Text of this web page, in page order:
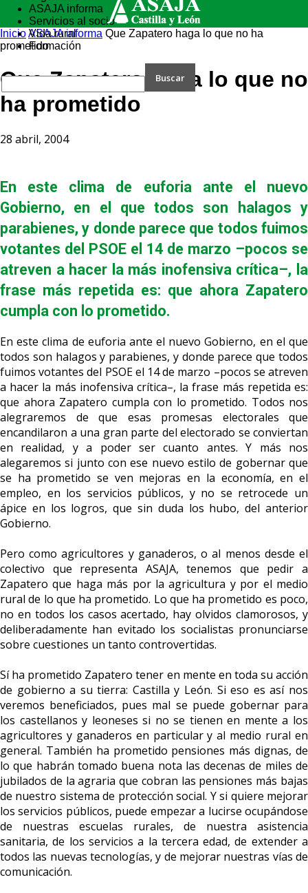
ASAJA informa
Servicios al socio
Vida rural
Formación
InicioASAJA informa Que Zapatero haga lo que no ha
prometido
Que Zapatero haga lo que no
ha prometido
28 abril, 2004
En este clima de euforia ante el nuevo
Gobierno, en el que todos son halagos y
parabienes, y donde parece que todos fuimos
votantes del PSOE el 14 de marzo –pocos se
atreven a hacer la más inofensiva crítica–, la
frase más repetida es: que ahora Zapatero
cumpla con lo prometido.
En este clima de euforia ante el nuevo Gobierno, en el que
todos son halagos y parabienes, y donde parece que todos
fuimos votantes del PSOE el 14 de marzo –pocos se atreven
a hacer la más inofensiva crítica–, la frase más repetida es:
que ahora Zapatero cumpla con lo prometido. Todos nos
alegraremos de que esas promesas electorales que
encandilaron a una gran parte del electorado se conviertan
en realidad, y a poder ser cuanto antes. Y más nos
alegaremos si junto con ese nuevo estilo de gobernar que
se ha prometido se ven mejoras en la economía, en el
empleo, en los servicios públicos, y no se retrocede un
ápice en los logros, que sin duda los hubo, del anterior
Gobierno.
Pero como agricultores y ganaderos, o al menos desde el
colectivo que representa ASAJA, tenemos que pedir a
Zapatero que haga más por la agricultura y por el medio
rural de lo que ha prometido. Lo que ha prometido es poco,
no en todos los casos acertado, hay olvidos clamorosos, y
deliberadamente han evitado los socialistas pronunciarse
sobre cuestiones un tanto controvertidas.
Sí ha prometido Zapatero tener en mente en toda su acción
de gobierno a su tierra: Castilla y León. Si eso es así nos
veremos beneficiados, pues mal se puede gobernar para
los castellanos y leoneses si no se tienen en mente a los
agricultores y ganaderos en particular y al medio rural en
general. También ha prometido pensiones más dignas, de
lo que habrán tomado buena nota las decenas de miles de
jubilados de la agraria que cobran las pensiones más bajas
de nuestro sistema de protección social. Y si quiere mejorar
los servicios públicos, puede empezar a lucirse ocupándose
de nuestras escuelas rurales, de nuestra asistencia
sanitaria, de los servicios a la tercera edad, de extender a
todos las nuevas tecnologías, y de mejorar nuestras vías de
comunicación.